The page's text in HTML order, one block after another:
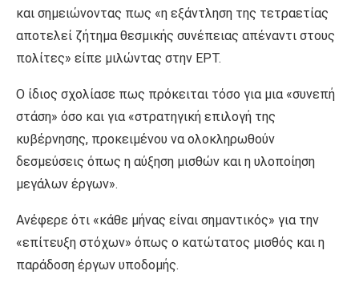
και σημειώνοντας πως «η εξάντληση της τετραετίας
αποτελεί ζήτημα θεσμικής συνέπειας απέναντι στους
πολίτες» είπε μιλώντας στην ΕΡΤ.
Ο ίδιος σχολίασε πως πρόκειται τόσο για μια «συνεπή
στάση» όσο και για «στρατηγική επιλογή της
κυβέρνησης, προκειμένου να ολοκληρωθούν
δεσμεύσεις όπως η αύξηση μισθών και η υλοποίηση
μεγάλων έργων».
Ανέφερε ότι «κάθε μήνας είναι σημαντικός» για την
«επίτευξη στόχων» όπως ο κατώτατος μισθός και η
παράδοση έργων υποδομής.